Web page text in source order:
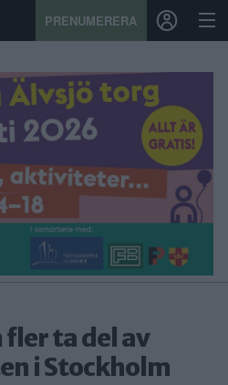
PRENUMERERA
fler ta del av
i Stockholm